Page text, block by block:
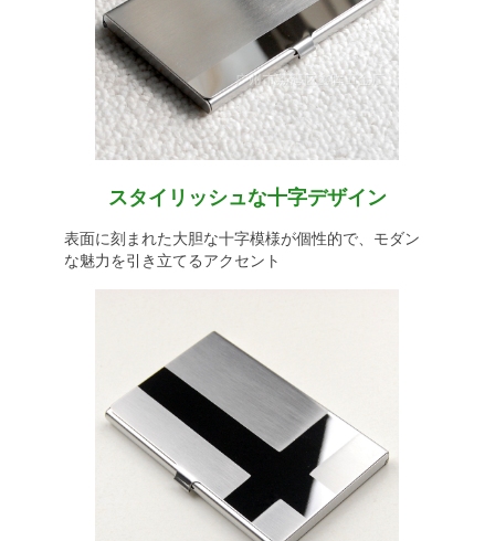
スタイリッシュな十字デザイン
表面に刻まれた大胆な十字模様が個性的で、モダン
な魅力を引き立てるアクセント